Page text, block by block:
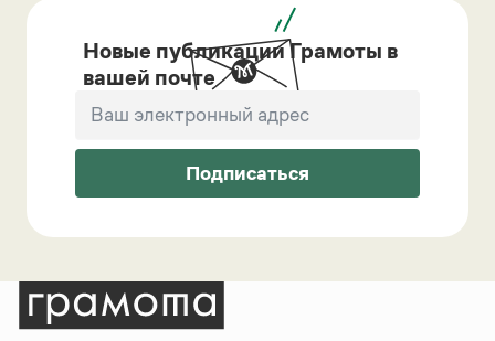
Новые публикации Грамоты в
вашей почте
Подписаться